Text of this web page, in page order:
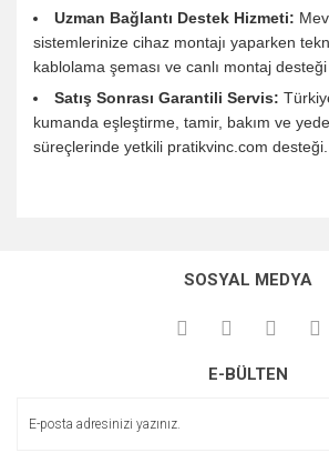
Uzman Bağlantı Destek Hizmeti:
sistemlerinize cihaz montajı yaparken
kablolama şeması ve canlı montaj
Satış Sonrası Garantili Servis:
kumanda eşleştirme, tamir, bakım ve
süreçlerinde yetkili pratikvinc.com desteği.
kullanarak tarafımıza iletebilirsiniz.
Görüş ve önerileriniz için teşekkür ederiz.
Ürün açıklamasında eksik bilgiler bulunuyor.
SOSYAL MEDYA
E-BÜLTEN